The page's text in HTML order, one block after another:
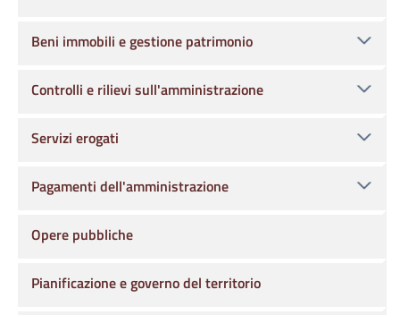
Beni immobili e gestione patrimonio
Controlli e rilievi sull'amministrazione
Servizi erogati
Pagamenti dell'amministrazione
Opere pubbliche
Pianificazione e governo del territorio